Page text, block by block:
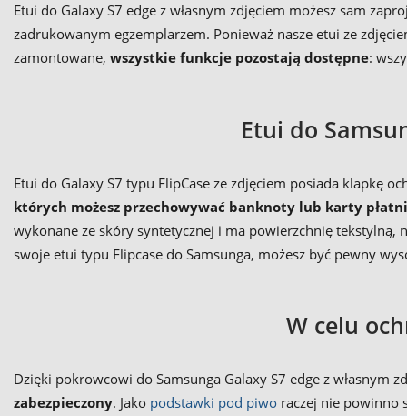
Etui do Galaxy S7 edge z własnym zdjęciem możesz sam
zadrukowanym egzemplarzem. Ponieważ nasze etui ze
zamontowane, wszystkie funkcje pozostają dostępne:
Etui do
Etui do Galaxy S7 typu FlipCase ze zdjęciem posiada klapkę
których możesz przechowywać banknoty lub karty
wykonane ze skóry syntetycznej i ma powierzchnię tekstylną,
swoje etui typu Flipcase do Samsunga, możesz być pewny
W celu
Dzięki pokrowcowi do Samsunga Galaxy S7 edge z
zabezpieczony. Jako podstawki pod piwo raczej nie powinno